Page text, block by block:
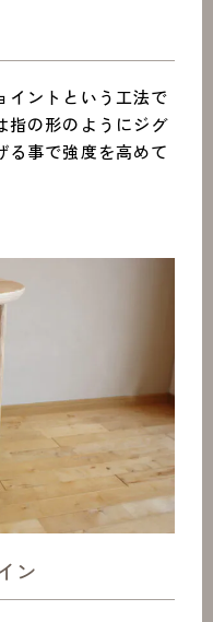
イントという工法で
指の形のようにジグ
る事で強度を高めて
ン